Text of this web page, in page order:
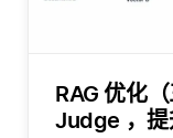
RAG 优化
Judge ，提